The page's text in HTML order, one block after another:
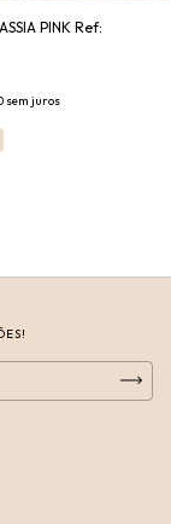
PINK Ref:
sem juros